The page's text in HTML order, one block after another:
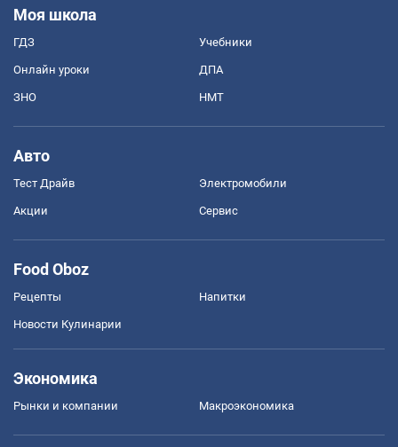
Моя школа
ГДЗ Учебники
Онлайн уроки ДПА
ЗНО НМТ
Авто
Тест Драйв Электромобили
Акции Сервис
Food Oboz
Рецепты Напитки
Новости Кулинарии
Экономика
Рынки и компании Mакроэкономика